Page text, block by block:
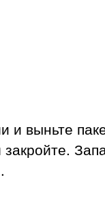
выньте